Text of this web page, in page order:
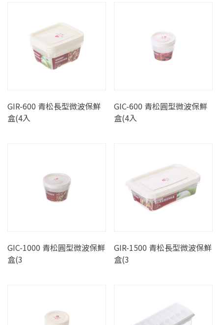
GIR-600 青松長型微波保鮮
盒(4入
GIC-600 青松圓型微波保鮮
盒(4入
GIC-1000 青松圓型微波保鮮
盒(3
GIR-1500 青松長型微波保鮮
盒(3